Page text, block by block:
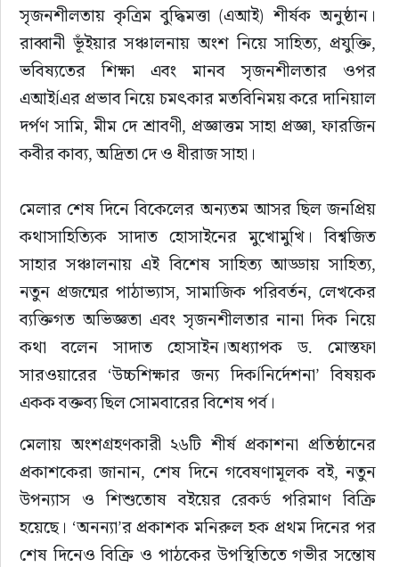
সৃজনশীলতায় কৃত্রিম বুদ্ধিমত্তা (এআই) শীর্ষক অনুষ্ঠান।
রাব্বানী ভূঁইয়ার সঞ্চালনায় অংশ নিয়ে সাহিত্য, প্রযুক্তি,
ভবিষ্যতের শিক্ষা এবং মানব সৃজনশীলতার ওপর
এআইÍএর প্রভাব নিয়ে চমৎকার মতবিনিময় করে দানিয়াল
দর্পণ সামি, মীম দে শ্রাবণী, প্রজ্ঞাত্তম সাহা প্রজ্ঞা, ফারজিন
কবীর কাব্য, অদ্রিতা দে ও ধীরাজ সাহা।
মেলার শেষ দিনে বিকেলের অন্যতম আসর ছিল জনপ্রিয়
কথাসাহিত্যিক সাদাত হোসাইনের মুখোমুখি। বিশ্বজিত
সাহার সঞ্চালনায় এই বিশেষ সাহিত্য আড্ডায় সাহিত্য,
নতুন প্রজন্মের পাঠাভ্যাস, সামাজিক পরিবর্তন, লেখকের
ব্যক্তিগত অভিজ্ঞতা এবং সৃজনশীলতার নানা দিক নিয়ে
কথা বলেন সাদাত হোসাইন।অধ্যাপক ড. মোস্তফা
সারওয়ারের ‘উচ্চশিক্ষার জন্য দিকÍনির্দেশনা’ বিষয়ক
একক বক্তব্য ছিল সোমবারের বিশেষ পর্ব।
মেলায় অংশগ্রহণকারী ২৬টি শীর্ষ প্রকাশনা প্রতিষ্ঠানের
প্রকাশকেরা জানান, শেষ দিনে গবেষণামূলক বই, নতুন
উপন্যাস ও শিশুতোষ বইয়ের রেকর্ড পরিমাণ বিক্রি
হয়েছে। ‘অনন্যা’র প্রকাশক মনিরুল হক প্রথম দিনের পর
শেষ দিনেও বিক্রি ও পাঠকের উপস্থিতিতে গভীর সন্তোষ